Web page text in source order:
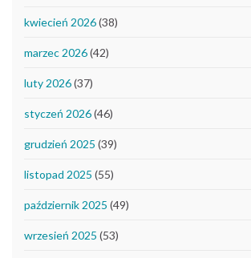
kwiecień 2026(38)
marzec 2026(42)
luty 2026(37)
styczeń 2026(46)
grudzień 2025 (39)
listopad 2025 (55)
październik 2025 (49)
wrzesień 2025 (53)